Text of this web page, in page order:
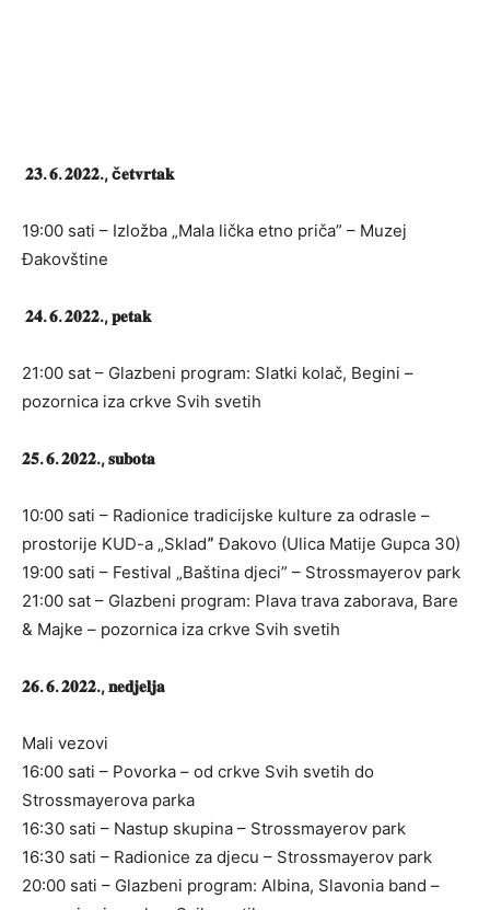
𝟐𝟑. 𝟔. 𝟐𝟎𝟐𝟐., č𝐞𝐭𝐯𝐫𝐭𝐚𝐤
19:00 sati – Izložba „Mala lička etno priča” – Muzej
Đakovštine
𝟐𝟒. 𝟔. 𝟐𝟎𝟐𝟐., 𝐩𝐞𝐭𝐚𝐤
21:00 sat – Glazbeni program: Slatki kolač, Begini –
pozornica iza crkve Svih svetih
𝟐𝟓. 𝟔. 𝟐𝟎𝟐𝟐., 𝐬𝐮𝐛𝐨𝐭𝐚
10:00 sati – Radionice tradicijske kulture za odrasle –
prostorije KUD-a „Skladˮ Đakovo (Ulica Matije Gupca 30)
19:00 sati – Festival „Baština djeci” – Strossmayerov park
21:00 sat – Glazbeni program: Plava trava zaborava, Bare
& Majke – pozornica iza crkve Svih svetih
𝟐𝟔. 𝟔. 𝟐𝟎𝟐𝟐., 𝐧𝐞𝐝𝐣𝐞𝐥𝐣𝐚
Mali vezovi
16:00 sati – Povorka – od crkve Svih svetih do
Strossmayerova parka
16:30 sati – Nastup skupina – Strossmayerov park
16:30 sati – Radionice za djecu – Strossmayerov park
20:00 sati – Glazbeni program: Albina, Slavonia band –